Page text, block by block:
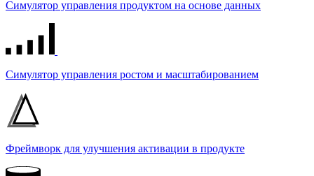
Симулятор управления продуктом на основе данных
Симулятор управления ростом и масштабированием
Фреймворк для улучшения активации в продукте